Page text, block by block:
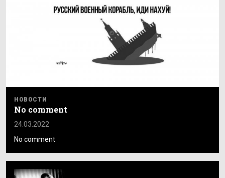
НОВОСТИ
No comment
24.03.2022
No comment